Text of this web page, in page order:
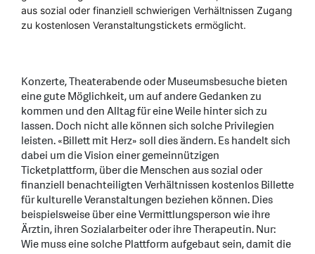
aus sozial oder finanziell schwierigen Verhältnissen Zugang
zu kostenlosen Veranstaltungstickets ermöglicht.
Konzerte, Theaterabende oder Museumsbesuche bieten
eine gute Möglichkeit, um auf andere Gedanken zu
kommen und den Alltag für eine Weile hinter sich zu
lassen. Doch nicht alle können sich solche Privilegien
leisten. «Billett mit Herz» soll dies ändern. Es handelt sich
dabei um die Vision einer gemeinnützigen
Ticketplattform, über die Menschen aus sozial oder
finanziell benachteiligten Verhältnissen kostenlos Billette
für kulturelle Veranstaltungen beziehen können. Dies
beispielsweise über eine Vermittlungsperson wie ihre
Ärztin, ihren Sozialarbeiter oder ihre Therapeutin. Nur:
Wie muss eine solche Plattform aufgebaut sein, damit die